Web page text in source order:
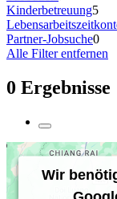
Kinderbetreuung5
Partner-Jobsuche0
Alle Filter entfernen
0 Ergebnisse
Wir